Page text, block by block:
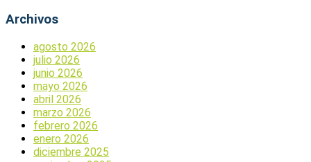
Archivos
agosto 2026
julio 2026
junio 2026
mayo 2026
abril 2026
marzo 2026
febrero 2026
enero 2026
diciembre 2025